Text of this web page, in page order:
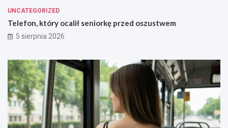
UNCATEGORIZED
Telefon, który ocalił seniorkę przed oszustwem
5 sierpnia 2026